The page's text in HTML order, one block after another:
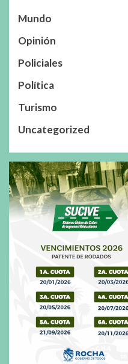
Mundo
Opinión
Policiales
Política
Turismo
Uncategorized